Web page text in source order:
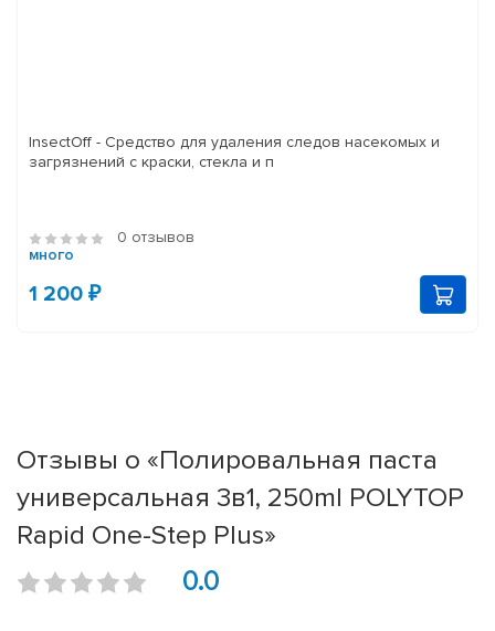
InsectOff - Средство для удаления следов насекомых и
загрязнений с краски, стекла и п
0 отзывов
много
1 200 ₽
Отзывы о «Полировальная паста
универсальная 3в1, 250ml POLYTOP
Rapid One-Step Plus»
0.0